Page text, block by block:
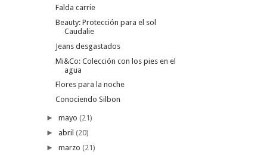
Falda carrie
Beauty: Protección para el sol
Caudalie
Jeans desgastados
Mi&Co: Colección con los pies en el
agua
Flores para la noche
Conociendo Silbon
► mayo (21)
► abril (20)
► marzo (21)